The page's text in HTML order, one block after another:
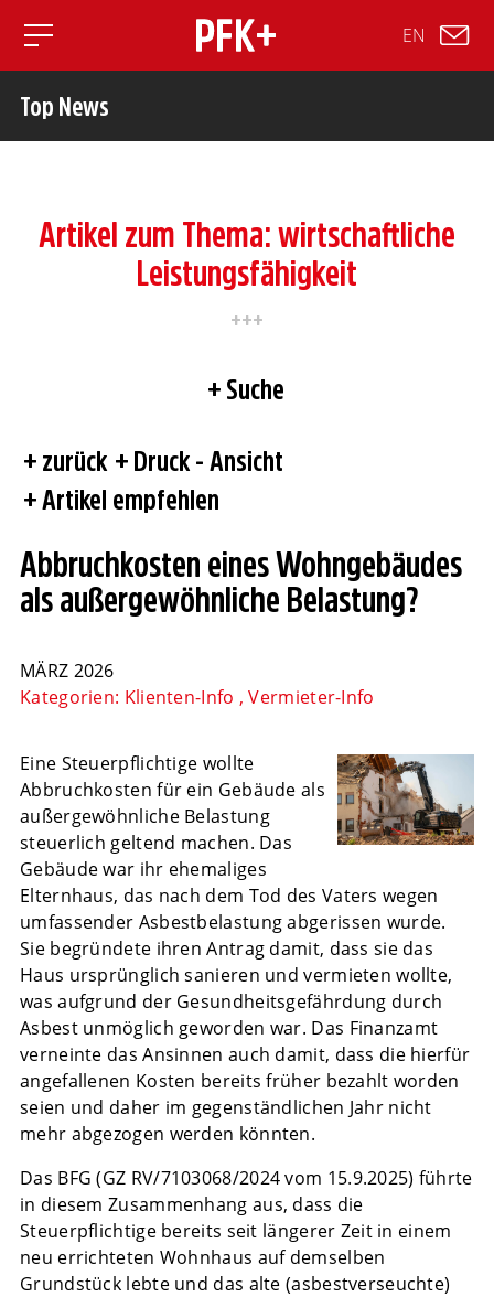
Toggle mobile navigation
EN
Top News
Artikel zum Thema: wirtschaftliche
Leistungsfähigkeit
Suche
zurück
Druck - Ansicht
Artikel empfehlen
Abbruchkosten eines Wohngebäudes
als außergewöhnliche Belastung?
MÄRZ 2026
Kategorien: Klienten-Info ,Vermieter-Info
Eine Steuerpflichtige wollte
Abbruchkosten für ein Gebäude als
außergewöhnliche Belastung
steuerlich geltend machen. Das
Gebäude war ihr ehemaliges
Elternhaus, das nach dem Tod des Vaters wegen
umfassender Asbestbelastung abgerissen wurde.
Sie begründete ihren Antrag damit, dass sie das
Haus ursprünglich sanieren und vermieten wollte,
was aufgrund der Gesundheitsgefährdung durch
Asbest unmöglich geworden war. Das Finanzamt
verneinte das Ansinnen auch damit, dass die hierfür
angefallenen Kosten bereits früher bezahlt worden
seien und daher im gegenständlichen Jahr nicht
mehr abgezogen werden könnten.
Das BFG (GZ RV/7103068/2024 vom 15.9.2025) führte
in diesem Zusammenhang aus, dass die
Steuerpflichtige bereits seit längerer Zeit in einem
neu errichteten Wohnhaus auf demselben
Grundstück lebte und das alte (asbestverseuchte)